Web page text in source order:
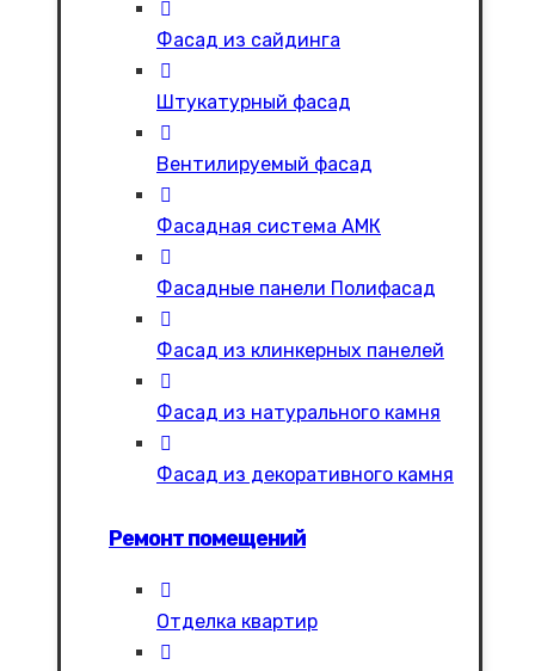
Фасад из сайдинга
Штукатурный фасад
Вентилируемый фасад
Фасадная система АМК
Фасадные панели Полифасад
Фасад из клинкерных панелей
Фасад из натурального камня
Фасад из декоративного камня
Ремонт помещений
Отделка квартир